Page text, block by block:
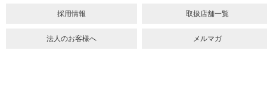
採用情報 取扱店舗一覧
法人のお客様へ メルマガ